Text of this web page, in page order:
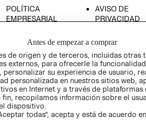
POLÍTICA
EMPRESARIAL
AVISO DE
PRIVACIDAD
AVISO DE
COOKIES
LIBRO DE
Antes de empezar a comprar
de origen y de terceros, incluidas otras
externos, para ofrecerle la
personalizar su experiencia de usuario,
personalizada en nuestros sitios web,
en Internet y a través de plataformas
fin, recopilamos información sobre el
dispositivo.
todas”, acepta y está de acuerdo